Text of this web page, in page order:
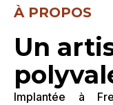
À PROPOS
Un
Implantée à